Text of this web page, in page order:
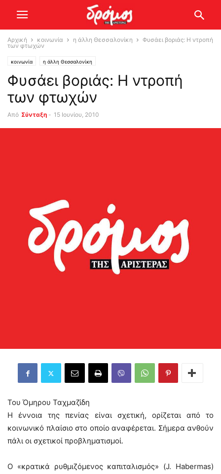
Αρχική κοινωνία η άλλη Θεσσαλονίκη
Φυσάει βοριάς: Η ντροπή
των φτωχών
κοινωνία η άλλη Θεσσαλονίκη
Φυσάει βοριάς: Η ντροπή
των φτωχών
Από Σύνταξη - 15 Ιουνίου, 2010
Του Όμηρου Ταχμαζίδη
Η έννοια της πενίας είναι σχετική, ορίζεται από το
κοινωνικό πλαίσιο στο οποίο αναφέρεται. Σήμερα ανθούν
πάλι οι σχετικοί προβληματισμοί.
Ο «κρατικά ρυθμιζόμενος καπιταλισμός» (J. Habermas)